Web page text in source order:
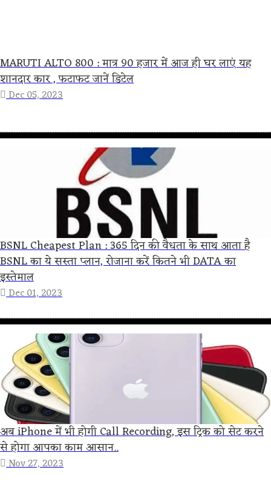
MARUTI ALTO 800 : मात्र 90 हजार में आज ही घर लाएं यह
शानदार कार , फटाफट जानें डिटेल
Dec 05, 2023
BSNL Cheapest Plan : 365 दिन की वैधता के साथ आता है
BSNL का ये सस्ता प्लान, रोजाना करें कितने भी DATA का
इस्तेमाल
Dec 01, 2023
अब iPhone में भी होगी Call Recording, इस ट्रिक को सेट करने
से होगा आपका काम आसान..
Nov 27, 2023